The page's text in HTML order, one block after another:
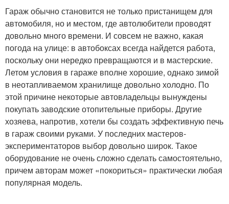
Гараж в городе Дизельная печка
Выбор для гаража Дизельные печки
Печки с
принудительной
конвекцией
Печки с водяным
охлаждением
Гараж обычно становится не только пристанищем для
автомобиля, но и местом, где автолюбители проводят
довольно много времени. И совсем не важно, какая
погода на улице: в автобоксах всегда найдется работа,
поскольку они нередко превращаются и в мастерские.
Летом условия в гараже вполне хорошие, однако зимой
в неотапливаемом хранилище довольно холодно. По
этой причине некоторые автовладельцы вынуждены
покупать заводские отопительные приборы. Другие
хозяева, напротив, хотели бы создать эффективную печь
в гараж своими руками. У последних мастеров-
экспериментаторов выбор довольно широк. Такое
оборудование не очень сложно сделать самостоятельно,
причем авторам может «покориться» практически любая
популярная модель.